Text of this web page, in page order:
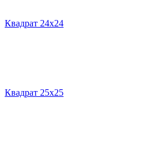
Квадрат 24х24
Квадрат 25х25